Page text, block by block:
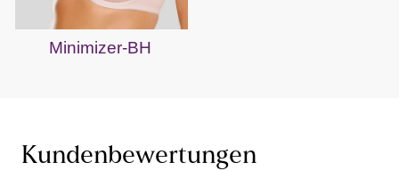
Minimizer-BH
Kundenbewertungen